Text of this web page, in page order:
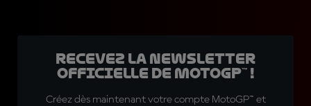
Recevez la Newsletter
officielle de MotoGP™ !
Créez dès maintenant votre compte MotoGP™ et